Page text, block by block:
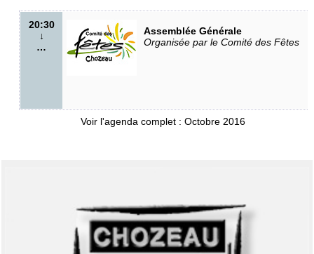
20:30
↓
…
Assemblée Générale
Organisée par le Comité des Fêtes
Voir l'agenda complet : Octobre 2016